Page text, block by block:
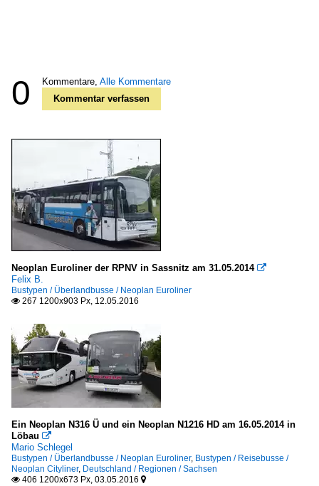
0 Kommentare, Alle Kommentare
Kommentar verfassen
Neoplan Euroliner der RPNV in Sassnitz am 31.05.2014 
Felix B.
Bustypen / Überlandbusse / Neoplan Euroliner
 267 1200x903 Px, 12.05.2016
Ein Neoplan N316 Ü und ein Neoplan N1216 HD am 16.05.2014 in
Löbau 
Mario Schlegel
Bustypen / Überlandbusse / Neoplan Euroliner, Bustypen / Reisebusse /
Neoplan Cityliner, Deutschland / Regionen / Sachsen
 406 1200x673 Px, 03.05.2016 